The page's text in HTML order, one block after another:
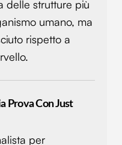
delle strutture più
umano, ma
rispetto a
Prova Con Just
per